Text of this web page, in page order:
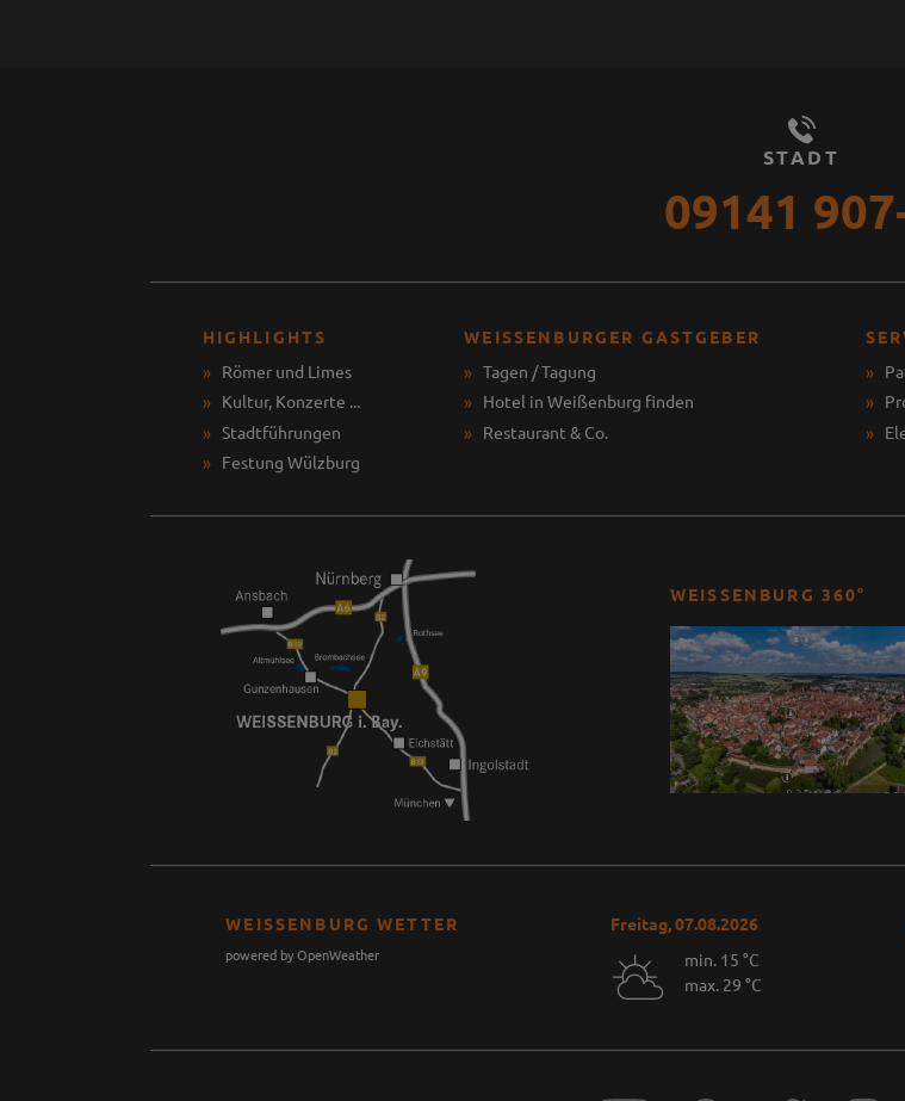
STADT
09141
HIGHLIGHTS
Römer und Limes
Kultur, Konzerte ...
Stadtführungen
Festung Wülzburg
WEISSENBURGER GASTGEBER
Tagen / Tagung
Hotel in Weißenburg finden
Restaurant & Co.
WEISSENBURG 360°
WEISSENBURG WETTER
powered by OpenWeather
Freitag, 07.08.2026
min. 15 °C
max. 29 °C